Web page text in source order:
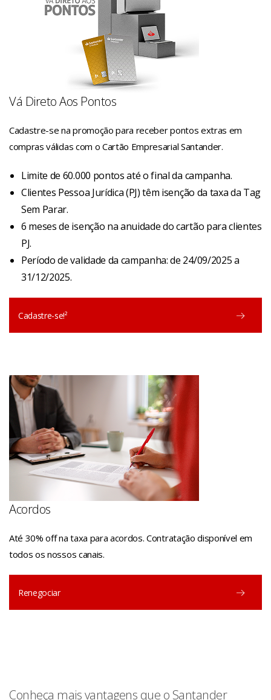
Vá Direto Aos Pontos
Cadastre-se na promoção para receber pontos extras em
compras válidas com o Cartão Empresarial Santander.
Limite de 60.000 pontos até o final da campanha.
Clientes Pessoa Jurídica (PJ) têm isenção da taxa da Tag
Sem Parar.
6 meses de isenção na anuidade do cartão para clientes
PJ.
Período de validade da campanha: de 24/09/2025 a
31/12/2025.
Cadastre-se!²
Acordos
Até 30% off na taxa para acordos. Contratação disponível em
todos os nossos canais.
Renegociar
Conheça mais vantagens que o Santander